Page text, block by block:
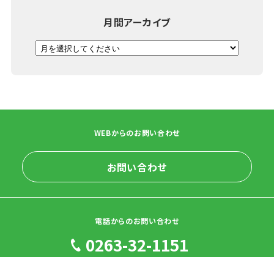
月間アーカイブ
WEBからのお問い合わせ
お問い合わせ
電話からのお問い合わせ
0263-32-1151